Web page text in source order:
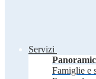
Servizi
Famiglie e